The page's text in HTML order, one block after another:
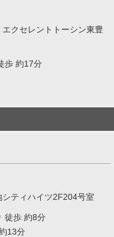
クセレントトーシン東豊
歩 約17分
ティハイツ2F204号室
徒歩 約8分
13分